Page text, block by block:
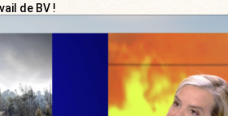
de BV !